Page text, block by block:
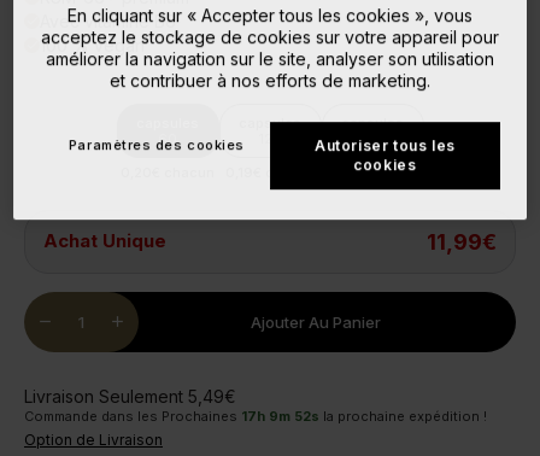
Avec vitamine B6
100 % vegan
60
capsules
capsules
180
0,19€ chacun
Achat Unique 11,99€
remove
Quantity
add Ajouter Au Panier
Livraison Seulement 5,49€
Commande dans les Prochaines 17h 9m 51s la prochaine expédition !
Option de Livraison
En cliquant sur « Accepter tous les cookies », vous
acceptez le stockage de cookies sur votre appareil pour
améliorer la navigation sur le site, analyser son utilisation
et contribuer à nos efforts de marketing.
Autoriser tous les
cookies
Paramètres des cookies